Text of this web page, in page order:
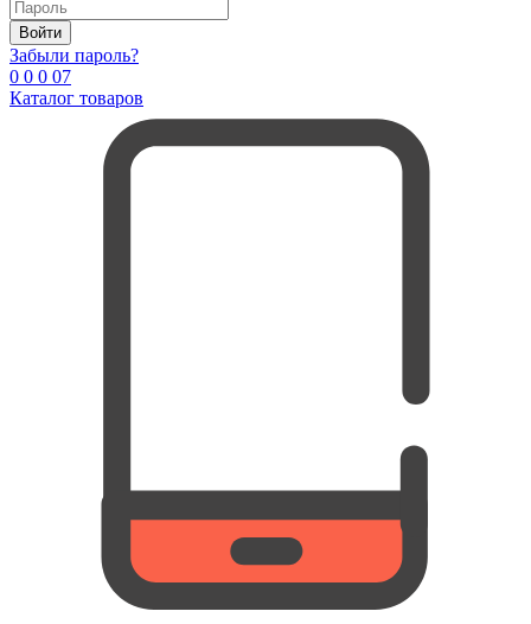
Войти
Забыли пароль?
0 0 0 07
Каталог товаров